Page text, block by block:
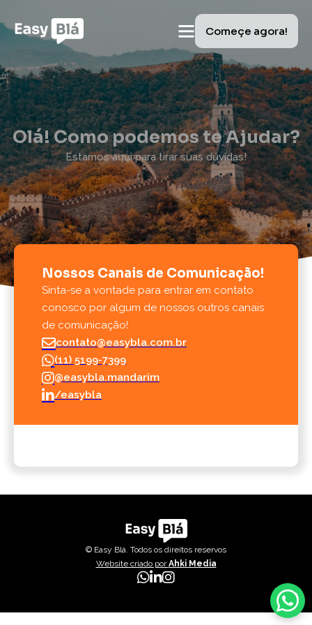
Começe agora!
Olá! Como podemos te Ajudar?
Estamos aqui para tirar suas dúvidas!
Nossos Canais de Comunicação!
Sinta-se a vontade para entrar em contato
conosco por algum de nossos outros canais
de comunicação!
contato@easybla.com.br
(11) 5199-7399
@easybla.mandarim
/easybla
© Easy Blá. Todos os direitos reservos
Website criado porAhki Media